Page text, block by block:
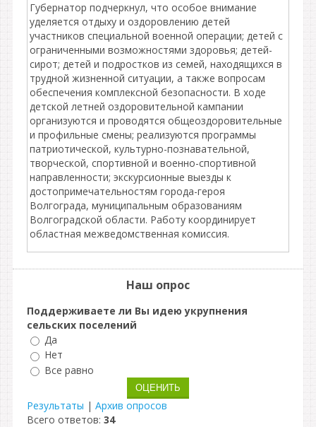
Губернатор подчеркнул, что особое внимание
уделяется отдыху и оздоровлению детей
участников специальной военной операции; детей с
ограниченными возможностями здоровья; детей-
сирот; детей и подростков из семей, находящихся в
трудной жизненной ситуации, а также вопросам
обеспечения комплексной безопасности. В ходе
детской летней оздоровительной кампании
организуются и проводятся общеоздоровительные
и профильные смены; реализуются программы
патриотической, культурно-познавательной,
творческой, спортивной и военно-спортивной
направленности; экскурсионные выезды к
достопримечательностям города-героя
Волгограда, муниципальным образованиям
Волгоградской области. Работу координирует
областная межведомственная комиссия.
Наш опрос
Поддерживаете ли Вы идею укрупнения
сельских поселений
Да
Нет
Все равно
Результаты | Архив опросов
Всего ответов: 34